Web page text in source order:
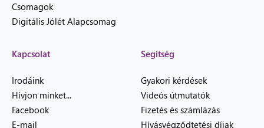
Csomagok
Digitális Jólét Alapcsomag
Kapcsolat
Irodáink
Hívjon minket...
Facebook
E-mail
Segítség
Gyakori kérdések
Videós útmutatók
Fizetés és számlázás
Hívásvégződtetési díjak